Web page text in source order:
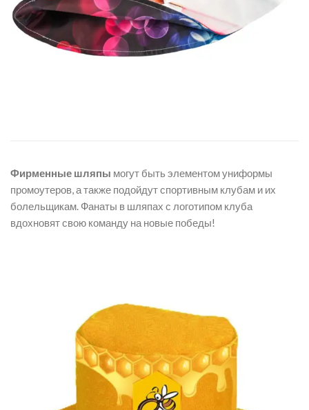
Фирменные шляпы могут быть элементом униформы
промоутеров, а также подойдут спортивным клубам и их
болельщикам. Фанаты в шляпах с логотипом клуба
вдохновят свою команду на новые победы!